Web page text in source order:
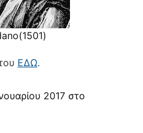
ΕΔΩ.
2017στο